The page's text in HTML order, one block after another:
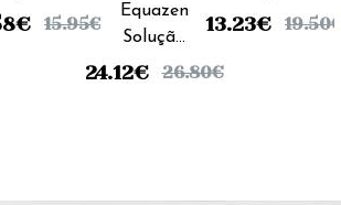
(x30
€ 15.95€
Equazen
Solução
Oral -
24.12€ 26.80€
Bebiveis -
13.23€ 19.50